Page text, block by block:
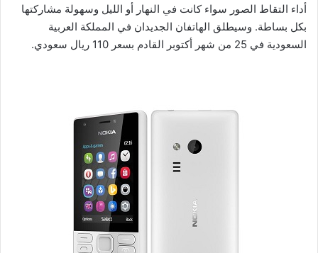
أداء التقاط الصور سواء كانت في النهار أو الليل وسهولة مشاركتها
بكل بساطة. وسيطلق الهاتفان الجديدان في المملكة العربية
السعودية في 25 من شهر أكتوبر القادم بسعر 110 ريال سعودي.